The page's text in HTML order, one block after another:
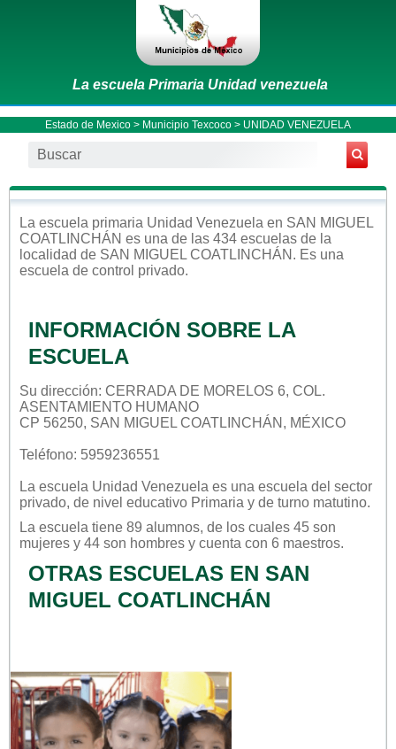
La escuela Primaria Unidad venezuela
Estado de Mexico > Municipio Texcoco > UNIDAD VENEZUELA
La escuela primaria Unidad Venezuela en SAN MIGUEL
COATLINCHÁN es una de las 434 escuelas de la
localidad de SAN MIGUEL COATLINCHÁN . Es una
escuela de control privado.
INFORMACIÓN SOBRE LA
ESCUELA
Su dirección: CERRADA DE MORELOS 6, COL.
ASENTAMIENTO HUMANO
CP 56250, SAN MIGUEL COATLINCHÁN, MÉXICO
Teléfono: 5959236551
La escuela Unidad Venezuela es una escuela del sector
privado, de nivel educativo Primaria y de turno matutino.
La escuela tiene 89 alumnos, de los cuales 45 son
mujeres y 44 son hombres y cuenta con 6 maestros.
OTRAS ESCUELAS EN SAN
MIGUEL COATLINCHÁN